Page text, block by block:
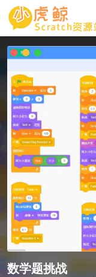
数学题挑战